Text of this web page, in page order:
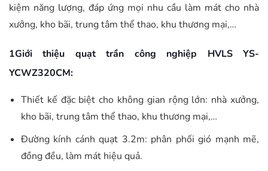
kiệm năng lượng, đáp ứng mọi nhu cầu làm mát cho nhà
xưởng, kho bãi, trung tâm thể thao, khu thương mại,…
1Giới thiệu quạt trần công nghiệp HVLS YS-
YCWZ320CM:
Thiết kế đặc biệt cho không gian rộng lớn: nhà xưởng,
kho bãi, trung tâm thể thao, khu thương mại,…
Đường kính cánh quạt 3.2m: phân phối gió mạnh mẽ,
đồng đều, làm mát hiệu quả.